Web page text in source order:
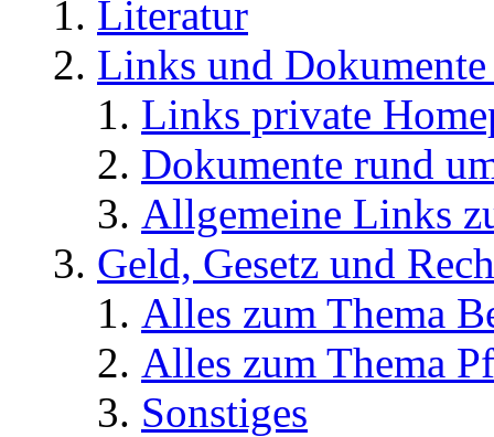
Literatur
Links und
Links private
Dokumente rund
Allgemeine Links
Geld, Gesetz und
Alles zum Thema
Alles zum Thema
Sonstiges